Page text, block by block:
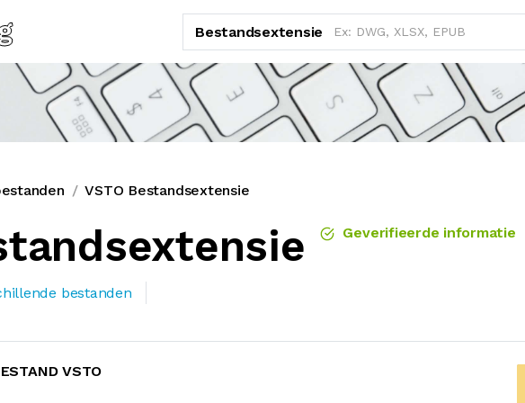
Bestandsextensie
VSTO Bestandsextensie
Geverifieerde informatie
bestanden
VSTO